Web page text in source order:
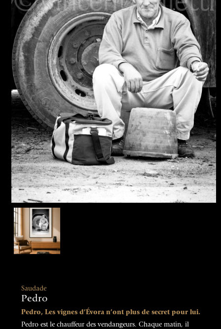
Saudade
Pedro
Pedro, Les vignes d’Évora n’ont plus de secret pour lui.
Pedro est le chauffeur des vendangeurs. Chaque matin, il